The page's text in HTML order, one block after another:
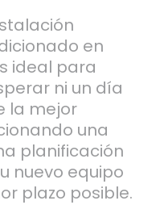
en
ideal para
ni un día
la mejor
una
planificación
nuevo equipo
plazo posible.